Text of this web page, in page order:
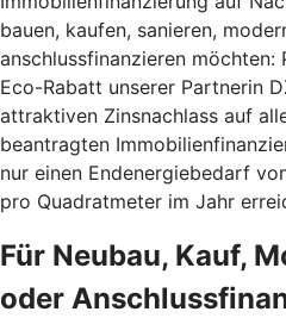
bauen, kaufen, sanieren,
anschlussfinanzieren
Eco-Rabatt unserer Partnerin
attraktiven Zinsnachlass auf
beantragten
nur einen Endenergiebedarf
pro Quadratmeter im Jahr
Für Neubau, Kauf,
oder